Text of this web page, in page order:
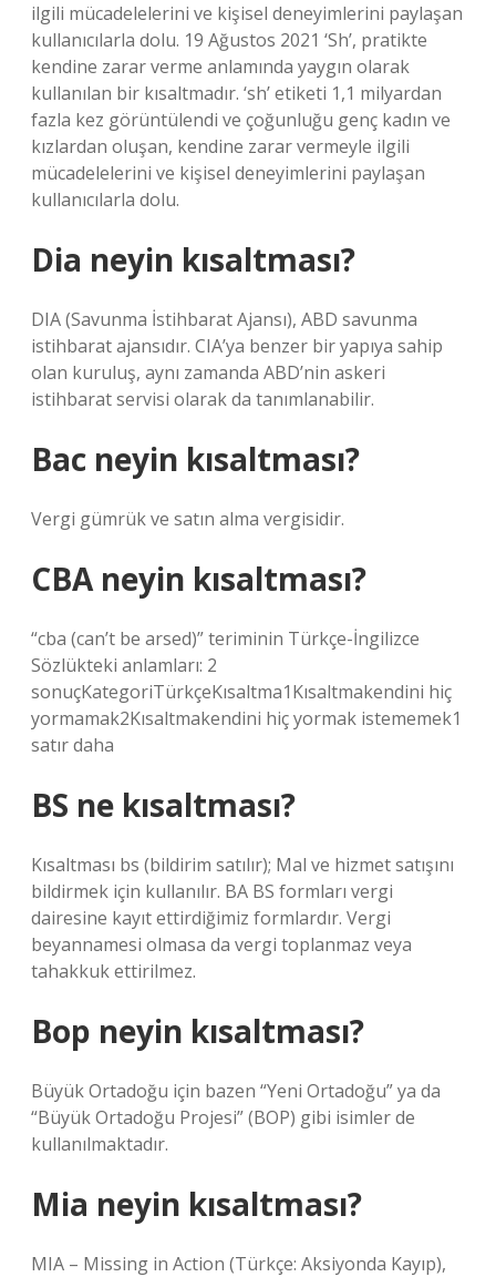
ilgili mücadelelerini ve kişisel deneyimlerini paylaşan
kullanıcılarla dolu. 19 Ağustos 2021 ‘Sh’, pratikte
kendine zarar verme anlamında yaygın olarak
kullanılan bir kısaltmadır. ‘sh’ etiketi 1,1 milyardan
fazla kez görüntülendi ve çoğunluğu genç kadın ve
kızlardan oluşan, kendine zarar vermeyle ilgili
mücadelelerini ve kişisel deneyimlerini paylaşan
kullanıcılarla dolu.
Dia neyin kısaltması?
DIA (Savunma İstihbarat Ajansı), ABD savunma
istihbarat ajansıdır. CIA’ya benzer bir yapıya sahip
olan kuruluş, aynı zamanda ABD’nin askeri
istihbarat servisi olarak da tanımlanabilir.
Bac neyin kısaltması?
Vergi gümrük ve satın alma vergisidir.
CBA neyin kısaltması?
“cba (can’t be arsed)” teriminin Türkçe-İngilizce
Sözlükteki anlamları: 2
sonuçKategoriTürkçeKısaltma1Kısaltmakendini hiç
yormamak2Kısaltmakendini hiç yormak istememek1
satır daha
BS ne kısaltması?
Kısaltması bs (bildirim satılır); Mal ve hizmet satışını
bildirmek için kullanılır. BA BS formları vergi
dairesine kayıt ettirdiğimiz formlardır. Vergi
beyannamesi olmasa da vergi toplanmaz veya
tahakkuk ettirilmez.
Bop neyin kısaltması?
Büyük Ortadoğu için bazen “Yeni Ortadoğu” ya da
“Büyük Ortadoğu Projesi” (BOP) gibi isimler de
kullanılmaktadır.
Mia neyin kısaltması?
MIA – Missing in Action (Türkçe: Aksiyonda Kayıp),